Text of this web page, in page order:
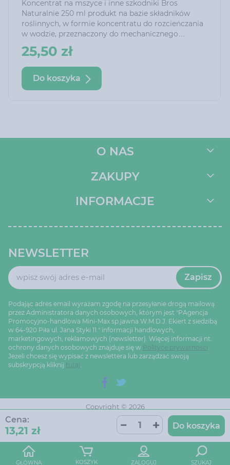
GŁÓWNA KOSZYK ZALOGUJ SZUKAJ
Cena:
13,21 zł Do koszyka
Koncentrat na mszyce i inne szkodniki Bros
Naturalnie 250 ml produkt na bazie składników
roślinnych, w formie koncentratu do rozcieńczania
w wodzie, przeznaczony do mechanicznego
eliminowania szkodliwych owadów i roztoczy.
25,50 zł
Do koszyka
O NAS
ZAKUPY
INFORMACJE
NEWSLETTER
Zapisz
Podając adres email wyrażam zgodę na przesyłanie drogą mailową
przez Administratora danych osobowych, którym jest "PAgencja
Promocyjno-handlowa Mini-Max sp.jawna W.M.D.J. Ekiert z siedzibą
w 64-920 Piła ul. Jana Styki 11." informacji handlowych,
marketingowych, reklamowych (newsletter). Więcej informacji nt.
ochrony danych osobowych znajduje się w Polityce prywatności
Jeżeli chcesz się wypisać z newslettera lub zarządzać swoją
subskrypcją kliknij tutaj
Copyright © 2026
Oprogramowanie sklepu:
AptusShop
Projekt i strony:Aptus.pl